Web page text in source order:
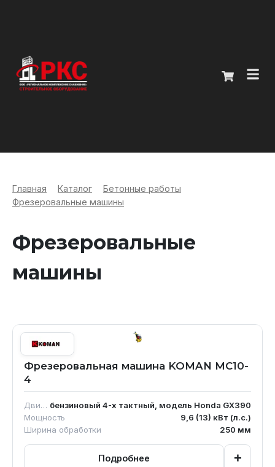
Главная Каталог Бетонные работы
Фрезеровальные машины
Фрезеровальные
машины
Фрезеровальная машина KOMAN MC10-
4
Двигатель бензиновый 4-х тактный, модель Honda GX390
Мощность
9,6 (13) кВт (л.с.)
Ширина обработки
250 мм
Подробнее +